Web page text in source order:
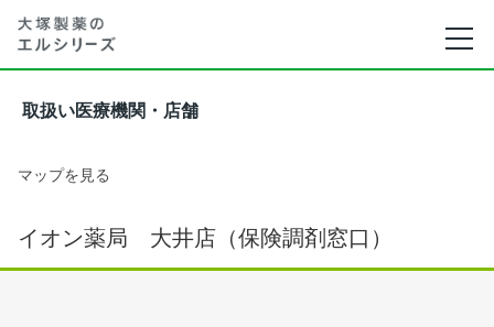
取扱い医療機関・店舗
マップを見る
イオン薬局 大井店（保険調剤窓口）